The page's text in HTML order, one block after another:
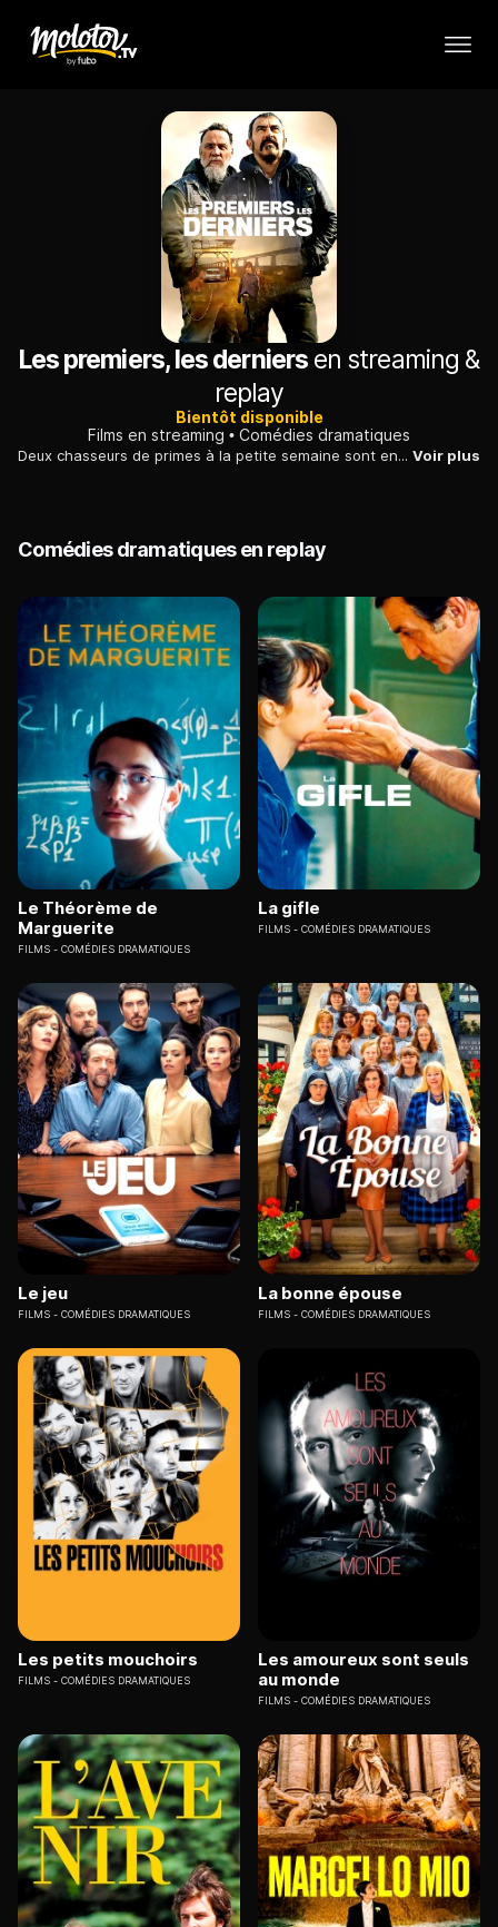
Les premiers, les derniersen streaming &
replay
Bientôt disponible
Films en streaming
Comédies dramatiques
Deux chasseurs de primes à la petite semaine sont engagés pour retrouver un téléphone portable. Ils arrivent dans une étrange petite ville de Belgique. Voir plus
Comédies dramatiques en replay
Le Théorème de
Marguerite
FILMS COMÉDIES DRAMATIQUES
La gifle
FILMS COMÉDIES DRAMATIQUES
Le jeu
FILMS COMÉDIES DRAMATIQUES
La bonne épouse
FILMS COMÉDIES DRAMATIQUES
Les petits mouchoirs
FILMS COMÉDIES DRAMATIQUES
Les amoureux sont seuls
au monde
FILMS COMÉDIES DRAMATIQUES